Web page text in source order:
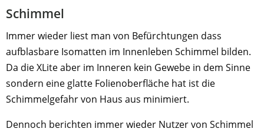
Schimmel
Immer wieder liest man von Befürchtungen dass
aufblasbare Isomatten im Innenleben Schimmel bilden.
Da die XLite aber im Inneren kein Gewebe in dem Sinne
sondern eine glatte Folienoberfläche hat ist die
Schimmelgefahr von Haus aus minimiert.
Dennoch berichten immer wieder Nutzer von Schimmel